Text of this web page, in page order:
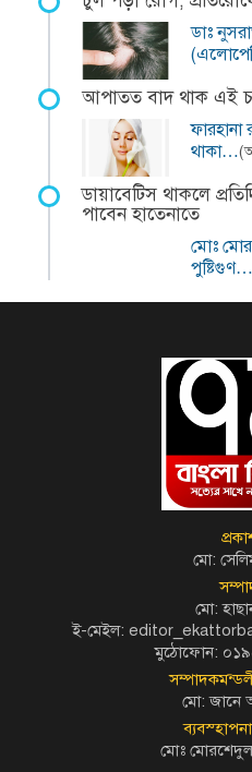
ডাঃ
আপাতত বাদ থাক এই
থাকা…
ডায়াবেটিস থাকলে
পাবেন হাতেনাতে
মোঃ
পুষ্টিগুণ…
মো:
মো:
ই-মেইল:
মুঠোফোন:
মো: জানে
মোঃ